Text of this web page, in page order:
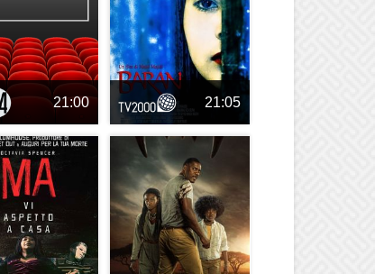
21:00 21:05